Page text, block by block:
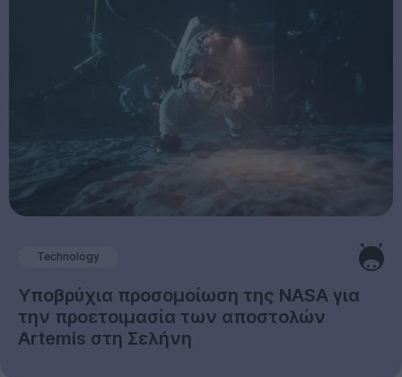
Technology
Υποβρύχια προσομοίωση της NASA για
την προετοιμασία των αποστολών
Artemis στη Σελήνη